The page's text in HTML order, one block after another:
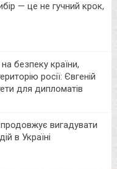
— це не гучний крок,
безпеку країни,
росії: Євгеній
для дипломатів
вигадувати
в Україні